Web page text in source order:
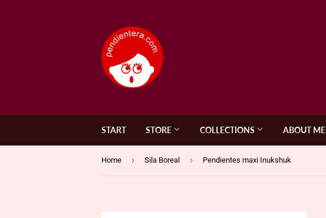
START STORE COLLECTIONS ABOUT ME
Home › Sila Boreal › Pendientes maxi Inukshuk